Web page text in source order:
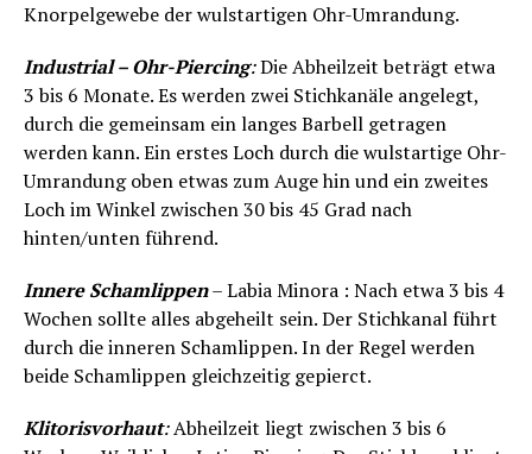
Knorpelgewebe der wulstartigen Ohr-Umrandung.
Industrial – Ohr-Piercing:Die Abheilzeit beträgt etwa
3 bis 6 Monate. Es werden zwei Stichkanäle angelegt,
durch die gemeinsam ein langes Barbell getragen
werden kann. Ein erstes Loch durch die wulstartige Ohr-
Umrandung oben etwas zum Auge hin und ein zweites
Loch im Winkel zwischen 30 bis 45 Grad nach
hinten/unten führend.
Innere Schamlippen– Labia Minora : Nach etwa 3 bis 4
Wochen sollte alles abgeheilt sein. Der Stichkanal führt
durch die inneren Schamlippen. In der Regel werden
beide Schamlippen gleichzeitig gepierct.
Klitorisvorhaut:Abheilzeit liegt zwischen 3 bis 6